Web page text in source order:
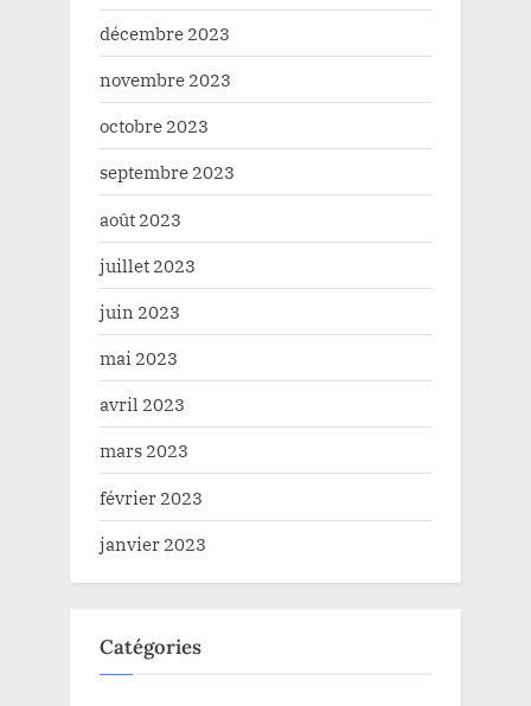
décembre 2023
novembre 2023
octobre 2023
septembre 2023
août 2023
juillet 2023
juin 2023
mai 2023
avril 2023
mars 2023
février 2023
janvier 2023
Catégories